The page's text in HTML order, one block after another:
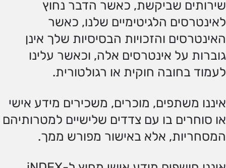
שירותים שביקשת, כאשר הדבר נחוץ
לאינטרסים הלגיטימיים שלנו, כאשר
האינטרסים והזכויות הבסיסיות שלך אינן
גוברות על אינטרסים אלה, וכאשר עלינו
לעמוד בחובה חוקית או רגולטורית.
איננו משתפים, מוכרים, משכירים מידע אישי
או סוחרים בו עם צדדים שלישיים למטרותיהם
המסחריות, אלא באישור מפורש ממך.